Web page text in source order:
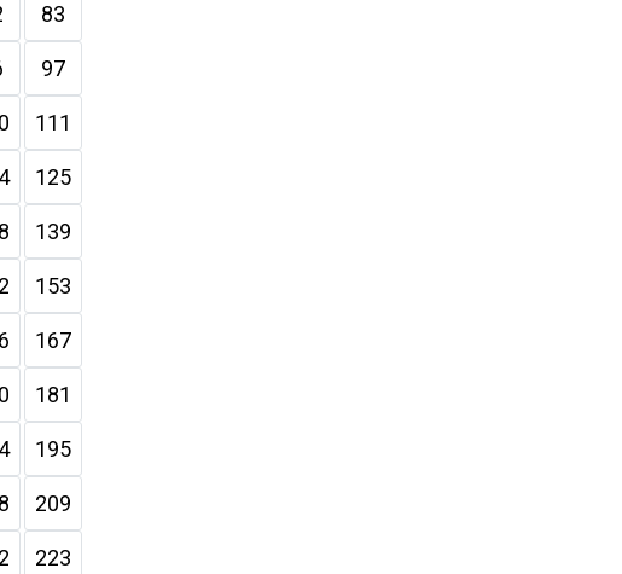
83
97
111
125
139
153
167
181
195
209
223